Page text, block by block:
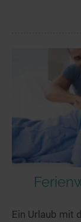
Ein Urlaub mit